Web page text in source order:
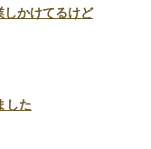
しかけてるけど
した